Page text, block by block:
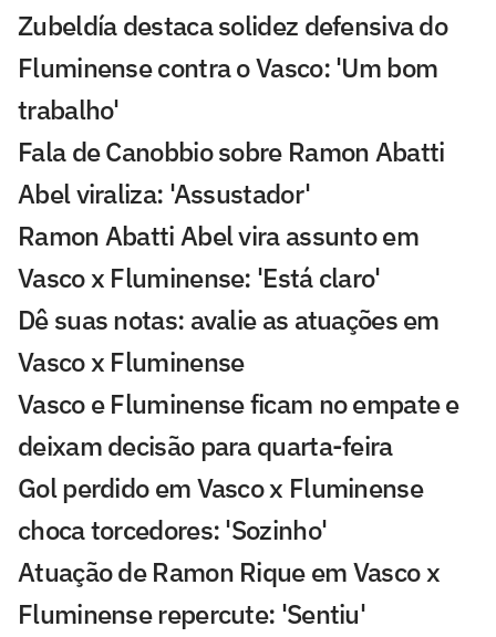
Zubeldía destaca solidez defensiva do
Fluminense contra o Vasco: 'Um bom
trabalho'
Fala de Canobbio sobre Ramon Abatti
Abel viraliza: 'Assustador'
Ramon Abatti Abel vira assunto em
Vasco x Fluminense: 'Está claro'
Dê suas notas: avalie as atuações em
Vasco x Fluminense
Vasco e Fluminense ficam no empate e
deixam decisão para quarta-feira
Gol perdido em Vasco x Fluminense
choca torcedores: 'Sozinho'
Atuação de Ramon Rique em Vasco x
Fluminense repercute: 'Sentiu'